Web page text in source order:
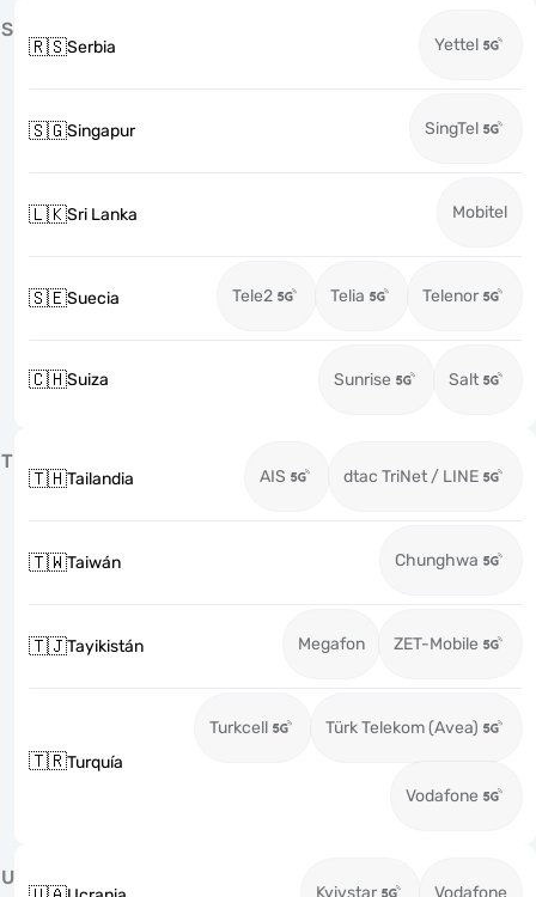
S
🇷🇸Serbia Yettel
🇸🇬Singapur SingTel
🇱🇰Sri Lanka Mobitel
🇸🇪Suecia Tele2 Telia Telenor
🇨🇭Suiza Sunrise Salt
T
🇹🇭Tailandia AIS dtac TriNet / LINE
🇹🇼Taiwán Chunghwa
🇹🇯Tayikistán Megafon ZET-Mobile
🇹🇷Turquía
Turkcell Türk Telekom (Avea)
Vodafone
U
Kyivstar Vodafone